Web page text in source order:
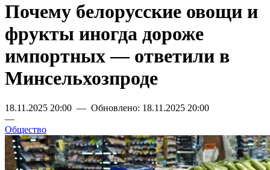
Почему белорусские овощи и
фрукты иногда дороже
импортных — ответили в
Минсельхозпроде
18.11.2025 20:00 — Обновлено: 18.11.2025 20:00
—
Общество